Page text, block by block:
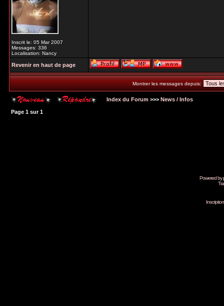
Inscrit le: 05 Mar 2007
Messages: 336
Localisation: Nancy
Revenir en haut de page
Montrer les messages depuis:
Index du Forum >>> News / Infos
Page 1 sur1
Powered by